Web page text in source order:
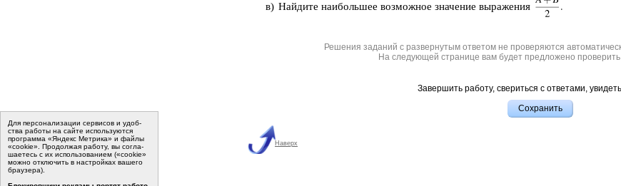
в) Най­ди­те наи­боль­шее воз­мож­ное зна­че­ние вы­ра­же­ния
Решения заданий с развернутым ответом не проверяются
На следующей странице вам будет предложено
Завершить работу, свериться с ответами,
Наверх
Для пер­со­на­ли­за­ции сер­ви­сов и удоб­
ства ра­бо­ты на сайте ис­поль­зу­ют­ся
программа «Яндекс Метрика» и файлы
«cookie». Про­дол­жая ра­бо­ту, вы со­гла­
ша­е­тесь с их ис­поль­зо­ва­ни­ем («cookie»
мо­жно от­клю­чить в на­строй­ках ва­ше­го
бра­у­зе­ра).